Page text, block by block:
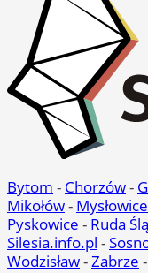
Bytom - Chorzów-
Mikołów- Mysłowice
Pyskowice - Ruda
Silesia.info.pl -
Wodzisław-Zabrze -